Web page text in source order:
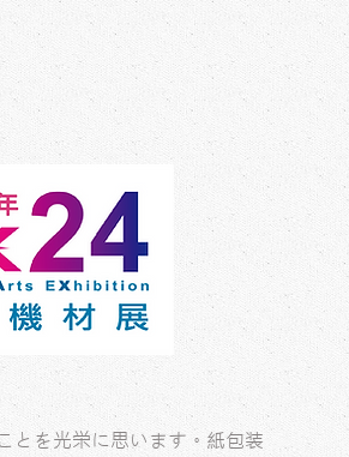
とを光栄に思います。紙包装